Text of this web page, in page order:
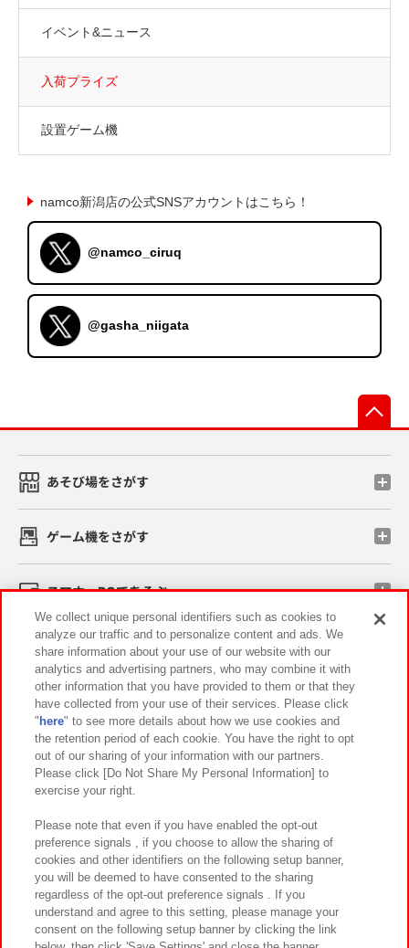
イベント&ニュース
入荷プライズ
設置ゲーム機
namco新潟店の公式SNSアカウントはこちら！
@namco_ciruq
@gasha_niigata
あそび場をさがす
ゲーム機をさがす
スマホ・PCであそぶ
イベント・キャンペーン
関連会社 サステナビリティ サイトポリシー
プライバシーポリシー ウェブアクセシビリティ方針と検証結果
お取引先さまとともに
カスタマーハラスメント対応方針 よくあるご質問・お問い合わせ
We collect unique personal identifiers such as cookies to
analyze our traffic and to personalize content and ads. We
share information about your use of our website with our
analytics and advertising partners, who may combine it with
other information that you have provided to them or that they
have collected from your use of their services. Please click
" here" to see more details about how we use cookies and
the retention period of each cookie. You have the right to opt
out of our sharing of your information with our partners.
Please click [Do Not Share My Personal Information] to
exercise your right.
Please note that even if you have enabled the opt-out
preference signals , if you choose to allow the sharing of
cookies and other identifiers on the following setup banner,
you will be deemed to have consented to the sharing
regardless of the opt-out preference signals . If you
understand and agree to this setting, please manage your
consent on the following setup banner by clicking the link